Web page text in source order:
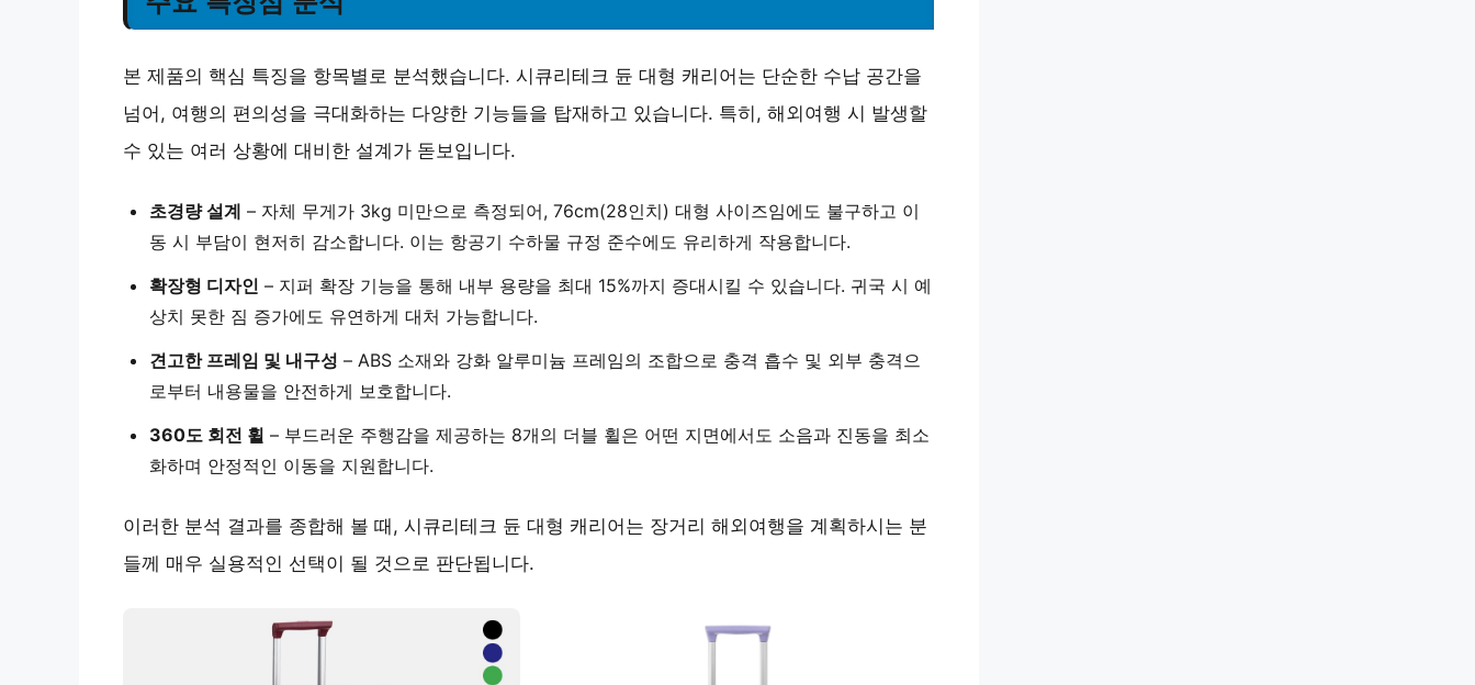
본 제품의 핵심 특징을 항목별로 분석했습니다. 시큐리테크 듄 대형 캐리어는 단순한 수납 공간을
넘어, 여행의 편의성을 극대화하는 다양한 기능들을 탑재하고 있습니다. 특히, 해외여행 시 발생할
수 있는 여러 상황에 대비한 설계가 돋보입니다.
초경량 설계 – 자체 무게가 3kg 미만으로 측정되어, 76cm(28인치) 대형 사이즈임에도 불구하고 이
동 시 부담이 현저히 감소합니다. 이는 항공기 수하물 규정 준수에도 유리하게 작용합니다.
확장형 디자인 – 지퍼 확장 기능을 통해 내부 용량을 최대 15%까지 증대시킬 수 있습니다. 귀국 시 예
상치 못한 짐 증가에도 유연하게 대처 가능합니다.
견고한 프레임 및 내구성 – ABS 소재와 강화 알루미늄 프레임의 조합으로 충격 흡수 및 외부 충격으
로부터 내용물을 안전하게 보호합니다.
360도 회전 휠 – 부드러운 주행감을 제공하는 8개의 더블 휠은 어떤 지면에서도 소음과 진동을 최소
화하며 안정적인 이동을 지원합니다.
이러한 분석 결과를 종합해 볼 때, 시큐리테크 듄 대형 캐리어는 장거리 해외여행을 계획하시는 분
들께 매우 실용적인 선택이 될 것으로 판단됩니다.